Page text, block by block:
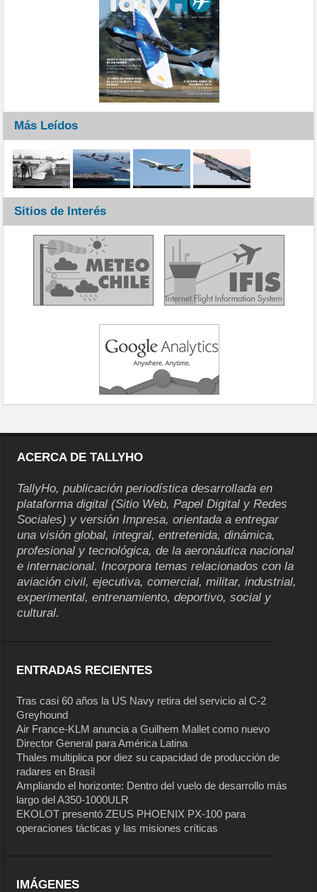
Más Leídos
Sitios de Interés
ACERCA DE TALLYHO
TallyHo, publicación periodística desarrollada en
plataforma digital (Sitio Web, Papel Digital y Redes
Sociales) y versión Impresa, orientada a entregar
una visión global, integral, entretenida, dinámica,
profesional y tecnológica, de la aeronáutica nacional
e internacional. Incorpora temas relacionados con la
aviación civil, ejecutiva, comercial, militar, industrial,
experimental, entrenamiento, deportivo, social y
cultural.
ENTRADAS RECIENTES
Tras casi 60 años la US Navy retira del servicio al C-2
Greyhound
Air France-KLM anuncia a Guilhem Mallet como nuevo
Director General para América Latina
Thales multiplica por diez su capacidad de producción de
radares en Brasil
Ampliando el horizonte: Dentro del vuelo de desarrollo más
largo del A350-1000ULR
EKOLOT presentó ZEUS PHOENIX PX-100 para
operaciones tácticas y las misiones críticas
IMÁGENES